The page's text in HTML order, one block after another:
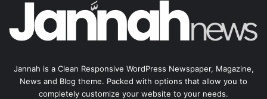
Jannah is a Clean Responsive WordPress Newspaper, Magazine,
News and Blog theme. Packed with options that allow you to
completely customize your website to your needs.